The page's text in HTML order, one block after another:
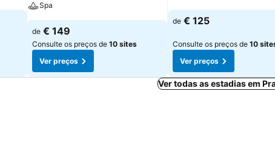
Spa
de € 149
Consulte os preços de 10 sites
Ver preços
de € 125
Consulte os preços de 10
Ver preços
Ver todas as estadias em